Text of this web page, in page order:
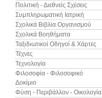
Πολιτική - Διεθνείς Σχέσεις
Συμπληρωματική Ιατρική
Σχολικά Βιβλία Οργανισμού
Σχολικά Βοηθήματα
Ταξιδιωτικοί Οδηγοί & Χάρτες
Τέχνες
Τεχνολογία
Φιλοσοφία - Φιλοσοφικό
Δοκίμιο
Φύση - Περιβάλλον - Οικολογία